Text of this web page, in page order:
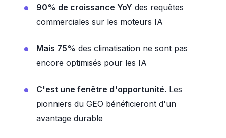
90% de croissance YoY des requêtes
commerciales sur les moteurs IA
Mais 75% des climatisation ne sont pas
encore optimisés pour les IA
C'est une fenêtre d'opportunité. Les
pionniers du GEO bénéficieront d'un
avantage durable